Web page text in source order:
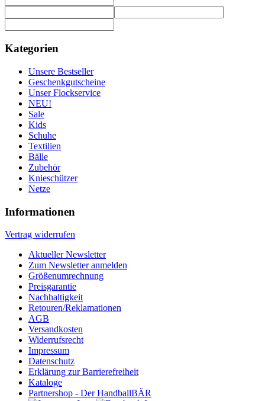
Kategorien
Unsere Bestseller
Geschenkgutscheine
Unser Flockservice
NEU!
Sale
Kids
Schuhe
Textilien
Bälle
Zubehör
Knieschützer
Netze
Informationen
Vertrag widerrufen
Aktueller Newsletter
Zum Newsletter anmelden
Größenumrechnung
Preisgarantie
Nachhaltigkeit
Retouren/Reklamationen
AGB
Versandkosten
Widerrufsrecht
Impressum
Datenschutz
Erklärung zur Barrierefreiheit
Kataloge
Partnershop - Der HandballBÄR